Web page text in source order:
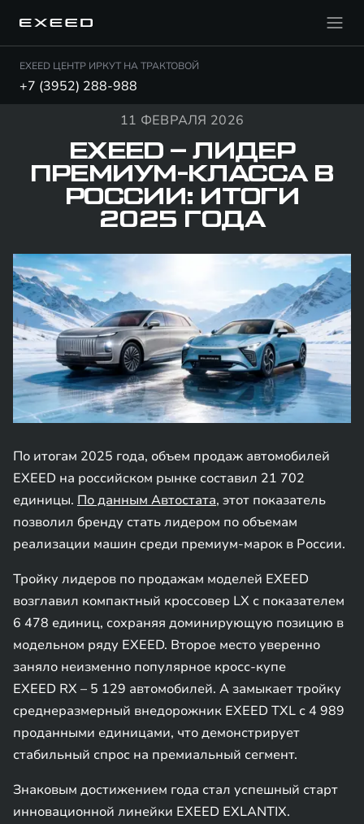
EXEED ЦЕНТР ИРКУТ НА ТРАКТОВОЙ
+7 (3952) 288-988
11 ФЕВРАЛЯ 2026
EXEED – ЛИДЕР
ПРЕМИУМ-КЛАССА В
РОССИИ: ИТОГИ
2025 ГОДА
По итогам 2025 года, объем продаж автомобилей
EXEED на российском рынке составил 21 702
единицы. По данным Автостата, этот показатель
позволил бренду стать лидером по объемам
реализации машин среди премиум-марок в России.
Тройку лидеров по продажам моделей EXEED
возглавил компактный кроссовер LX с показателем
6 478 единиц, сохраняя доминирующую позицию в
модельном ряду EXEED. Второе место уверенно
заняло неизменно популярное кросс-купе
EXEED RX – 5 129 автомобилей. А замыкает тройку
среднеразмерный внедорожник EXEED TXL с 4 989
проданными единицами, что демонстрирует
стабильный спрос на премиальный сегмент.
Знаковым достижением года стал успешный старт
инновационной линейки EXEED EXLANTIX.